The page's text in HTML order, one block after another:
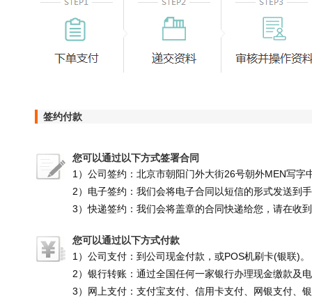
签约付款
您可以通过以下方式签署合同
1）公司签约：北京市朝阳门外大街26号朝外MEN写字
2）电子签约：我们会将电子合同以短信的形式发送到
3）快递签约：我们会将盖章的合同快递给您，请在收
您可以通过以下方式付款
1）公司支付：到公司现金付款，或POS机刷卡(银联)。
2）银行转账：通过全国任何一家银行办理现金缴款及
3）网上支付：支付宝支付、信用卡支付、网银支付、